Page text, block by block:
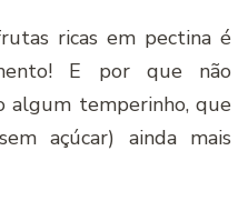
ricas em pectina é
E por que não
algum temperinho, que
açúcar) ainda mais